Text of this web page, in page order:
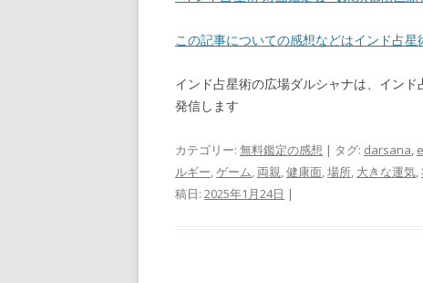
この記事についての感想などはインド占
インド占星術の広場ダルシャナは、イン
発信します
カテゴリー: 無料鑑定の感想 | タグ: darsana,
ルギー,ゲーム, 両親,健康面,場所, 大きな運気,
稿日: 2025年1月24日 |